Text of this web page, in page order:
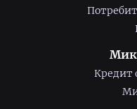
Кредит